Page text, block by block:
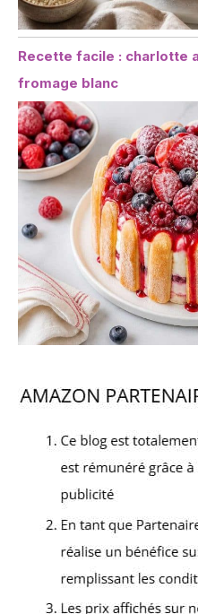
Recette facile : charlotte
fromage blanc